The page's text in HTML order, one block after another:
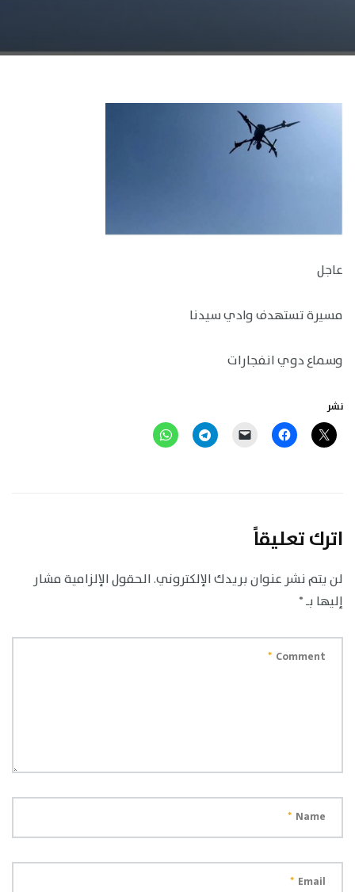
عاجل
مسيرة تستهدف وادي سيدنا
وسماع دوي انفجارات
نشر
اترك تعليقاً
لن يتم نشر عنوان بريدك الإلكتروني.الحقول الإلزامية مشار
إليها بـ*
Comment
*
Name
*
Email
*